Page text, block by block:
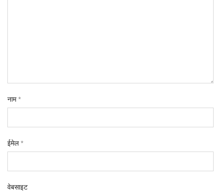
नाम*
ईमेल*
वेबसाइट